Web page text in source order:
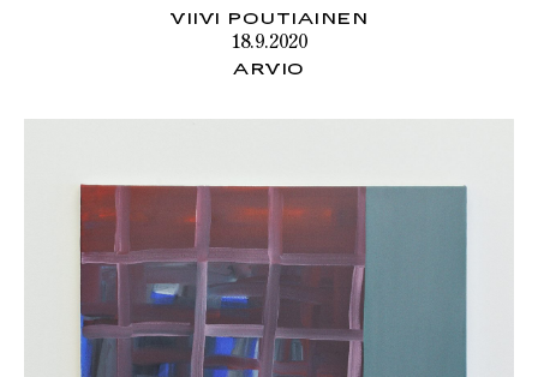
VIIVI POUTIAINEN
18.9.2020
ARVIO